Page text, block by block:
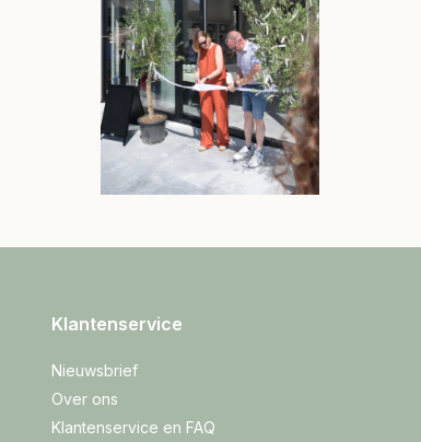
Klantenservice
Nieuwsbrief
Over ons
Klantenservice en FAQ